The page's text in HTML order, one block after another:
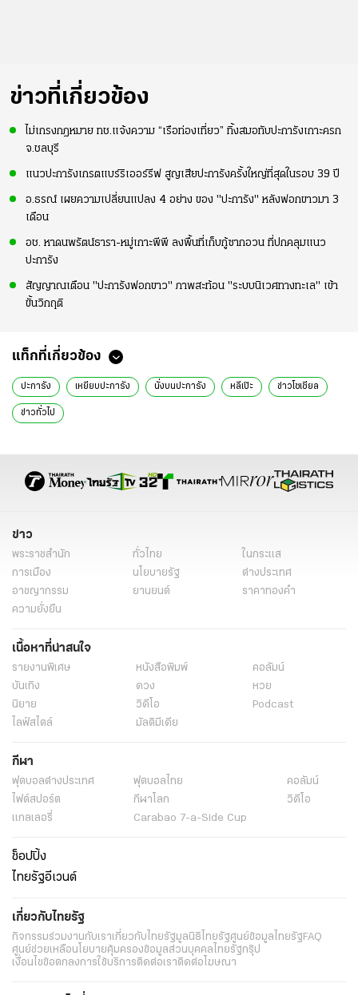
ข่าวที่เกี่ยวข้อง
ไม่เกรงกฎหมาย ทช.แจ้งความ “เรือท่องเที่ยว” ทิ้งสมอทับปะการังเกาะครก
จ.ชลบุรี
แนวปะการังเกรตแบร์ริเออร์รีฟ สูญเสียปะการังครั้งใหญ่ที่สุดในรอบ 39 ปี
อ.ธรณ์ เผยความเปลี่ยนแปลง 4 อย่าง ของ "ปะการัง" หลังฟอกขาวมา 3
เดือน
อช. หาดนพรัตน์ธารา-หมู่เกาะพีพี ลงพื้นที่เก็บกู้ซากอวน ที่ปกคลุมแนว
ปะการัง
สัญญาณเตือน "ปะการังฟอกขาว" ภาพสะท้อน "ระบบนิเวศทางทะเล" เข้า
ขั้นวิกฤติ
แท็กที่เกี่ยวข้อง
ปะการัง เหยียบปะการัง นั่งบนปะการัง หลีเป๊ะ ข่าวโซเชียล
ข่าวทั่วไป
ข่าว
พระราชสำนัก ทั่วไทย
ในกระแส
การเมือง
นโยบายรัฐ
ต่างประเทศ
อาชญากรรม
ยานยนต์
ราคาทองคำ
ความยั่งยืน
เนื้อหาที่น่าสนใจ
รายงานพิเศษ หนังสือพิมพ์
คอลัมน์
บันเทิง
ดวง
หวย
นิยาย
วิดีโอ
Podcast
ไลฟ์สไตล์
มัลติมีเดีย
กีฬา
ฟุตบอลต่่างประเทศ ฟุตบอลไทย
คอลัมน์
ไฟต์สปอร์ต
กีฬาโลก
วิดีโอ
แกลเลอรี่
Carabao 7-a-Side Cup
ช็อปปิ้ง
ไทยรัฐอีเวนต์
เกี่ยวกับไทยรัฐ
กิจกรรมร่วมงานกับเราเกี่ยวกับไทยรัฐมูลนิธิไทยรัฐศูนย์ข้อมูลไทยรัฐFAQ
ศูนย์ช่วยเหลือนโยบายคุ้มครองข้อมูลส่วนบุคคลไทยรัฐกรุ๊ป
เงื่อนไขข้อตกลงการใช้บริการติดต่อเราติดต่อโฆษณา